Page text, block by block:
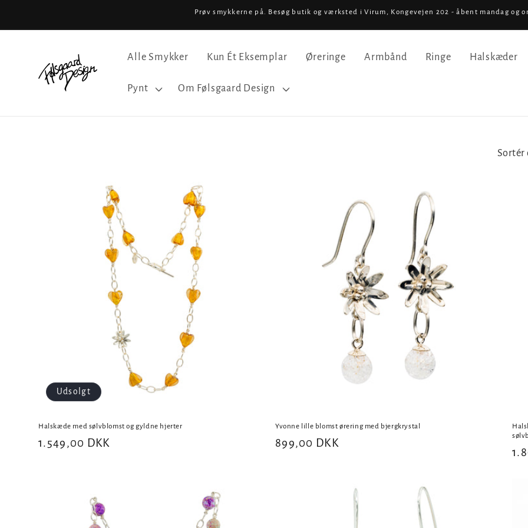
Prøv smykkerne på. Besøg butik og værksted i Virum, Kongevejen 202 - åbent mandag og
Alle Smykker Kun Ét Eksemplar Øreringe Armbånd Ringe Halskæder
Pynt Om Følsgaard Design
Sortér
Udsolgt
Halskæde med sølvblomst og gyldne hjerter
Normalpris
1.549,00 DKK
Yvonne lille blomst ørering med bjergkrystal
Normalpris
899,00 DKK